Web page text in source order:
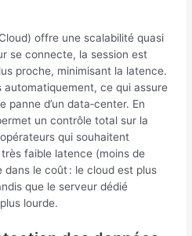
offre une scalabilité quasi
se connecte, la session est
proche, minimisant la latence.
automatiquement, ce qui assure
d’un data‑center. En
un contrôle total sur la
qui souhaitent
faible latence (moins de
dans le coût : le cloud est plus
que le serveur dédié
lourde.